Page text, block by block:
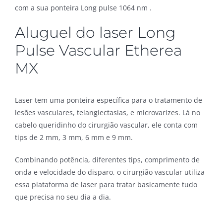
com a sua ponteira Long pulse 1064 nm .
Aluguel do laser Long
Pulse Vascular Etherea
MX
Laser tem uma ponteira específica para o tratamento de
lesões vasculares, telangiectasias, e microvarizes. Lá no
cabelo queridinho do cirurgião vascular, ele conta com
tips de 2 mm, 3 mm, 6 mm e 9 mm.
Combinando potência, diferentes tips, comprimento de
onda e velocidade do disparo, o cirurgião vascular utiliza
essa plataforma de laser para tratar basicamente tudo
que precisa no seu dia a dia.